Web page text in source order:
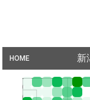
HOME 新